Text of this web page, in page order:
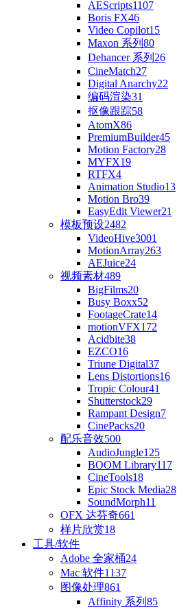
AEScripts1107
Boris FX46
Video Copilot15
Maxon 系列 80
Dehancer 系列 26
CineMatch27
Digital Anarchy22
编码渲染31
抠像跟踪58
AtomX86
PremiumBuilder45
Motion Factory28
MYFX19
RTFX4
Animation Studio13
Motion Bro39
EasyEdit Viewer21
模板预设2482
VideoHive3001
MotionArray263
AEJuice24
视频素材489
BigFilms20
Busy Boxx52
FootageCrate14
motionVFX172
Acidbite38
EZCO16
Triune Digital37
Lens Distortions16
Tropic Colour41
Shutterstock29
Rampant Design7
CinePacks20
配乐音效500
AudioJungle125
BOOM Library117
CineTools18
Epic Stock Media28
SoundMorph11
OFX 达芬奇661
样片欣赏18
工具/软件
Adobe 全家桶24
Mac 软件1137
图像处理861
Affinity 系列 85